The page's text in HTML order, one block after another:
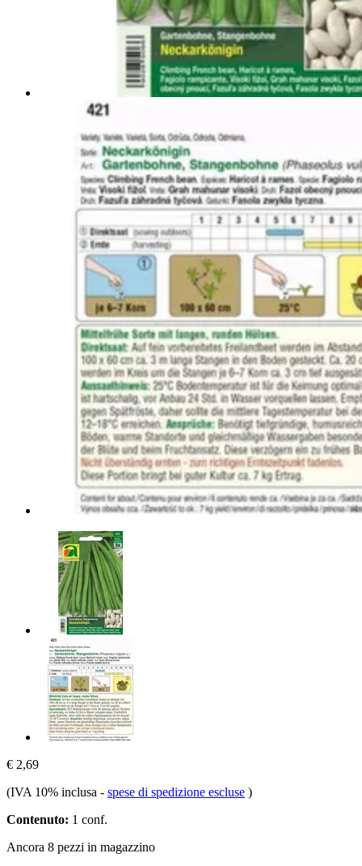
€ 2,69
(IVA 10% inclusa - spese di spedizione escluse )
Contenuto: 1 conf.
Ancora 8 pezzi in magazzino